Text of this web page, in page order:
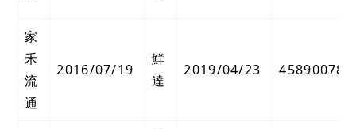
家
禾
流
通
2016/07/19
鮮
達
2019/04/23 45890078